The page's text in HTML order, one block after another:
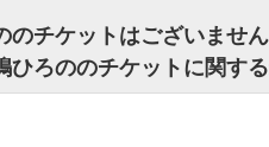
チケットはございません
ろののチケットに関す